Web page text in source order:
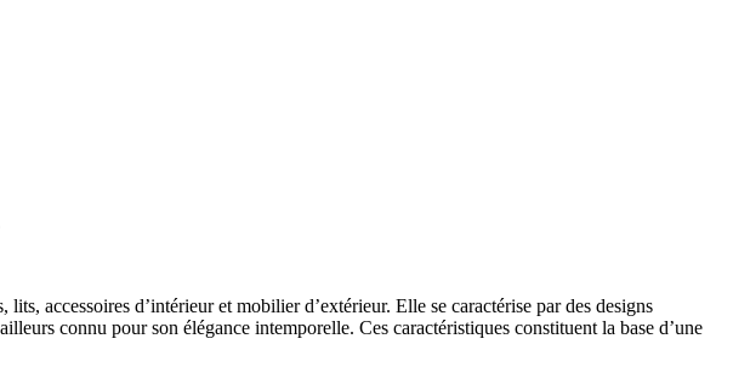
accessoires d’intérieur et mobilier d’extérieur. Elle se caractérise par des designs
connu pour son élégance intemporelle. Ces caractéristiques constituent la base d’une